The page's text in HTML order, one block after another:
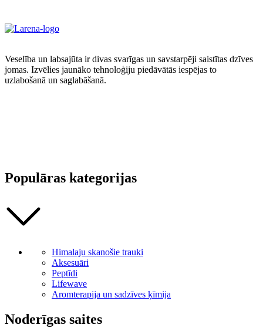
Veselība un labsajūta ir divas svarīgas un savstarpēji saistītas dzīves
jomas. Izvēlies jaunāko tehnoloģiju piedāvātās iespējas to
uzlabošanā un saglabāšanā.
Populāras kategorijas
Himalaju skanošie trauki
Aksesuāri
Peptīdi
Lifewave
Aromterapija un sadzīves ķīmija
Noderīgas saites